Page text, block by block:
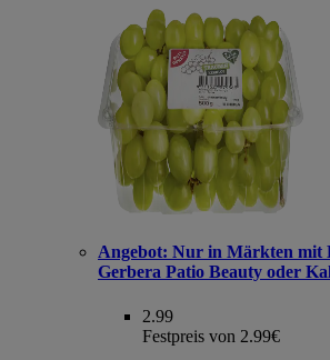
Angebot: Nur in Märkten mit
Gerbera Patio Beauty oder
2.99
Festpreis von 2.99€